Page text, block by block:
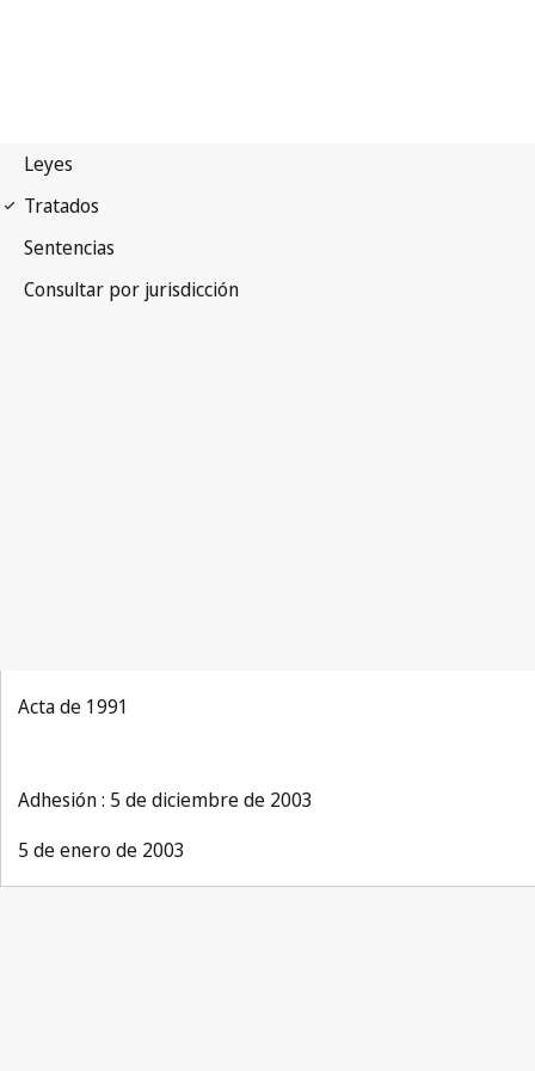
Acta de 1991
Adhesión : 5 de diciembre de 2003
5 de enero de 2003